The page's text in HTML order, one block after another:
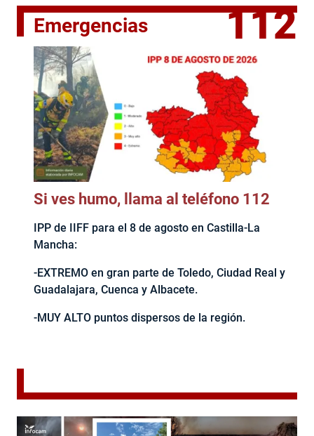
Emergencias 112
Si ves humo, llama al teléfono 112
IPP de IIFF para el 8 de agosto en Castilla-La
Mancha:
-EXTREMO en gran parte de Toledo, Ciudad Real y
Guadalajara, Cuenca y Albacete.
-MUY ALTO puntos dispersos de la región.